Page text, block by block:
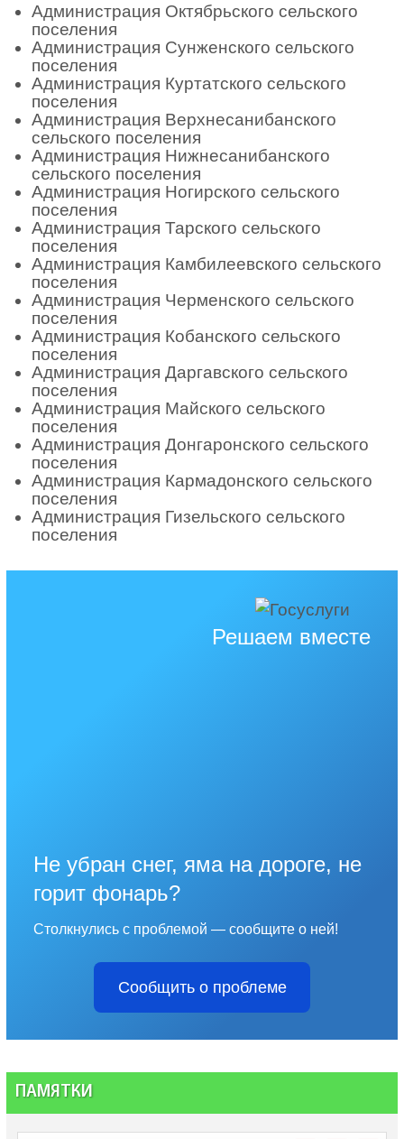
Администрация Октябрьского сельского
поселения
Администрация Сунженского сельского
поселения
Администрация Куртатского сельского
поселения
Администрация Верхнесанибанского
сельского поселения
Администрация Нижнесанибанского
сельского поселения
Администрация Ногирского сельского
поселения
Администрация Тарского сельского
поселения
Администрация Камбилеевского сельского
поселения
Администрация Черменского сельского
поселения
Администрация Кобанского сельского
поселения
Администрация Даргавского сельского
поселения
Администрация Майского сельского
поселения
Администрация Донгаронского сельского
поселения
Администрация Кармадонского сельского
поселения
Администрация Гизельского сельского
поселения
Решаем вместе
Не убран снег, яма на дороге, не
горит фонарь?
Столкнулись с проблемой — сообщите о ней!
Сообщить о проблеме
ПАМЯТКИ